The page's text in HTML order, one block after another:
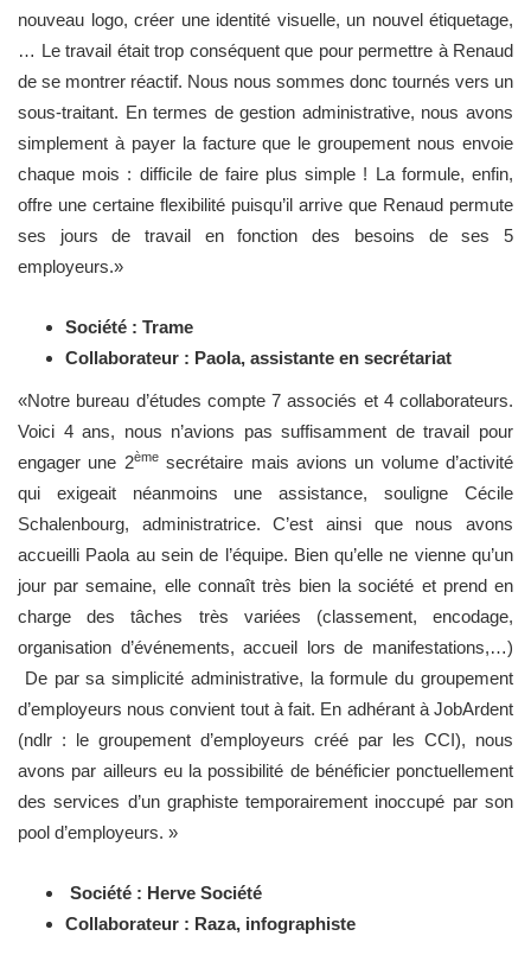
nouveau logo, créer une identité visuelle, un nouvel étiquetage,
… Le travail était trop conséquent que pour permettre à Renaud
de se montrer réactif. Nous nous sommes donc tournés vers un
sous-traitant. En termes de gestion administrative, nous avons
simplement à payer la facture que le groupement nous envoie
chaque mois : difficile de faire plus simple ! La formule, enfin,
offre une certaine flexibilité puisqu’il arrive que Renaud permute
ses jours de travail en fonction des besoins de ses 5
employeurs.»
Société : Trame
Collaborateur : Paola, assistante en secrétariat
«Notre bureau d’études compte 7 associés et 4 collaborateurs.
Voici 4 ans, nous n’avions pas suffisamment de travail pour
engager une 2èmesecrétaire mais avions un volume d’activité
qui exigeait néanmoins une assistance, souligne Cécile
Schalenbourg, administratrice. C’est ainsi que nous avons
accueilli Paola au sein de l’équipe. Bien qu’elle ne vienne qu’un
jour par semaine, elle connaît très bien la société et prend en
charge des tâches très variées (classement, encodage,
organisation d’événements, accueil lors de manifestations,…)
De par sa simplicité administrative, la formule du groupement
d’employeurs nous convient tout à fait. En adhérant à JobArdent
(ndlr : le groupement d’employeurs créé par les CCI), nous
avons par ailleurs eu la possibilité de bénéficier ponctuellement
des services d’un graphiste temporairement inoccupé par son
pool d’employeurs. »
Société : Herve Société
Collaborateur : Raza, infographiste